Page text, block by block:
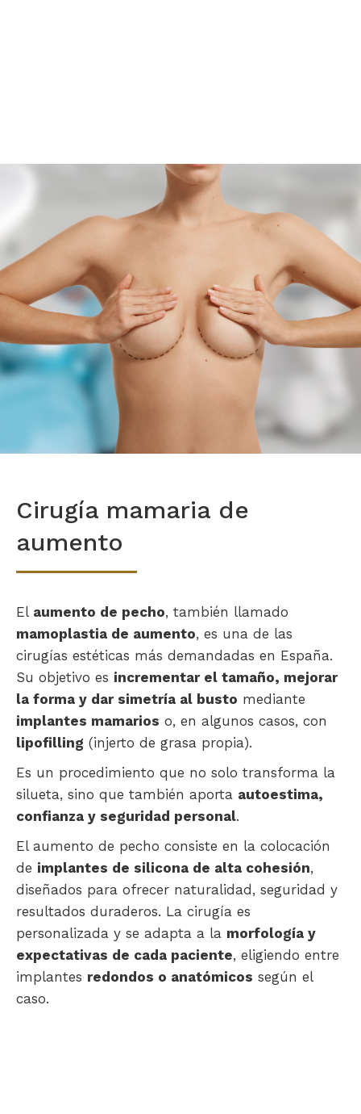
Cirugía mamaria de
aumento
El aumento de pecho, también llamado
mamoplastia de aumento, es una de las
cirugías estéticas más demandadas en España.
Su objetivo es incrementar el tamaño, mejorar
la forma y dar simetría al busto mediante
implantes mamarios o, en algunos casos, con
lipofilling (injerto de grasa propia).
Es un procedimiento que no solo transforma la
silueta, sino que también aporta autoestima,
confianza y seguridad personal.
El aumento de pecho consiste en la colocación
de implantes de silicona de alta cohesión,
diseñados para ofrecer naturalidad, seguridad y
resultados duraderos. La cirugía es
personalizada y se adapta a la morfología y
expectativas de cada paciente, eligiendo entre
implantes redondos o anatómicos según el
caso.